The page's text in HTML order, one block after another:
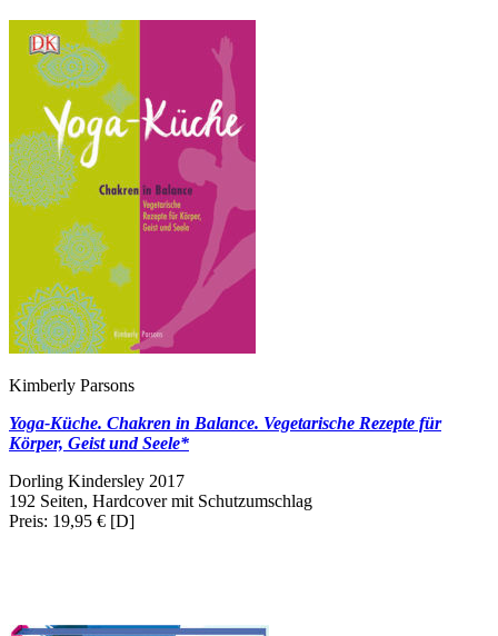
Kimberly Parsons
Yoga-Küche. Chakren in Balance. Vegetarische Rezepte für
Körper, Geist und Seele*
Dorling Kindersley 2017
192 Seiten, Hardcover mit Schutzumschlag
Preis: 19,95 € [D]